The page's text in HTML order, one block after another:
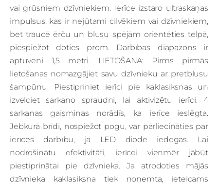
vai grūsniem dzīvniekiem. Ierīce izstaro ultraskaņas
impulsus, kas ir nejūtami cilvēkiem vai dzīvniekiem,
bet traucē ērču un blusu spējām orientēties telpā,
piespiežot doties prom. Darbības diapazons ir
aptuveni 1,5 metri. LIETOŠANA: Pirms pirmās
lietošanas nomazgājiet savu dzīvnieku ar pretblusu
šampūnu. Piestipriniet ierīci pie kaklasiksnas un
izvelciet sarkano spraudni, lai aktivizētu ierīci. 4
sarkanas gaismiņas norādīs, ka ierīce ieslēgta.
Jebkurā brīdī, nospiežot pogu, var pārliecināties par
ierīces darbību, ja LED diode iedegas. Lai
nodrošinātu efektivitāti, ierīcei vienmēr jābūt
piestiprinātai pie dzīvnieka. Ja atrodoties mājās
dzīvnieka kaklasiksna tiek noņemta, ieteicams